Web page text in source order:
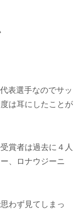
表選手なのでサッ
は耳にしたことが
賞者は過去に４人
、ロナウジーニ
わず見てしまっ